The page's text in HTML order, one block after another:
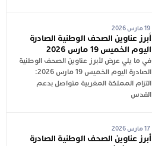
19 مارس 2026
أبرز عناوين الصحف الوطنية الصادرة
اليوم الخميس 19 مارس 2026
في ما يلي عرض لأبرز عناوين الصحف الوطنية
الصادرة اليوم الخميس 19 مارس 2026:
التزام المملكة المغربية متواصل بدعم
القدس
17 مارس 2026
أبرز عناوين الصحف الوطنية الصادرة